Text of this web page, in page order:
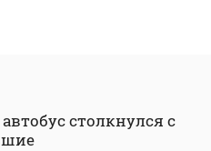
столкнулся с